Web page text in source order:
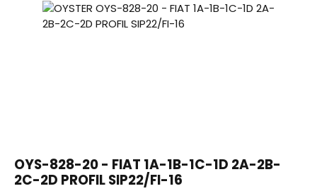
OYS-828-20 - FIAT 1A-1B-1C-1D 2A-2B-
2C-2D PROFIL SIP22/FI-16